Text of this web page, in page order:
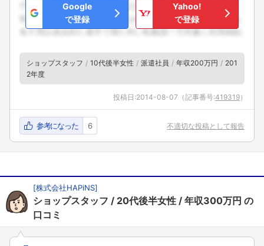
Google
で登録
Yahoo!
で登録
ショップスタッフ 10代後半女性 派遣社員 年収200万円
201
2年度
投稿日:2014-08-07 （記事番号:419319）
参考になった 6 不適切な投稿として報告
[株式会社HAPiNS]
ショップスタッフ 20代後半女性 年収300万円 の
口コミ